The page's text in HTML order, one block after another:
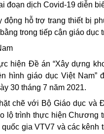
đoạn dịch Covid-19 diễn
động hỗ trợ trang thiết bị
trong tiếp cận giáo dục
hiện Đề án “Xây dựng
hình giáo dục Việt
30 tháng 7 năm 2021.
chẽ với Bộ Giáo dục và
lộ trình thực hiện Chương
quốc gia VTV7 và các kênh